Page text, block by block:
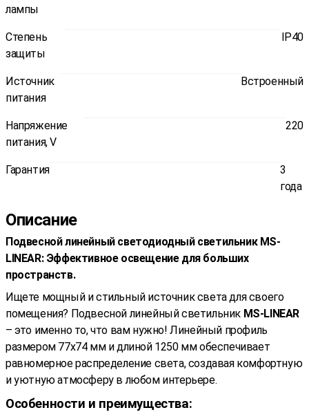
лампы
Степень
защиты
IP40
Источник
питания
Встроенный
Напряжение
питания, V
220
Гарантия
3
года
Описание
Подвесной линейный светодиодный светильник MS-
LINEAR: Эффективное освещение для больших
пространств.
Ищете мощный и стильный источник света для своего
помещения? Подвесной линейный светильник MS-LINEAR
– это именно то, что вам нужно! Линейный профиль
размером 77x74 мм и длиной 1250 мм обеспечивает
равномерное распределение света, создавая комфортную
и уютную атмосферу в любом интерьере.
Особенности и преимущества: